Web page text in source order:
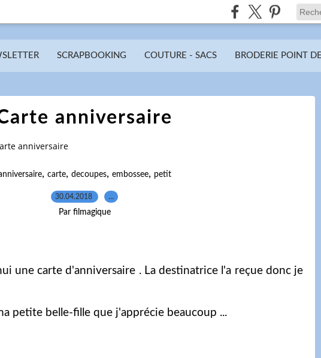
SCRAPBOOKING COUTURE - SACS BRODERIE POINT
anniversaire
anniversaire
, carte, decoupes, embossee, petit
30.04.2018 …
Par filmagique
une carte d'anniversaire . La destinatrice l'a reçue donc je
petite belle-fille que j'apprécie beaucoup ...